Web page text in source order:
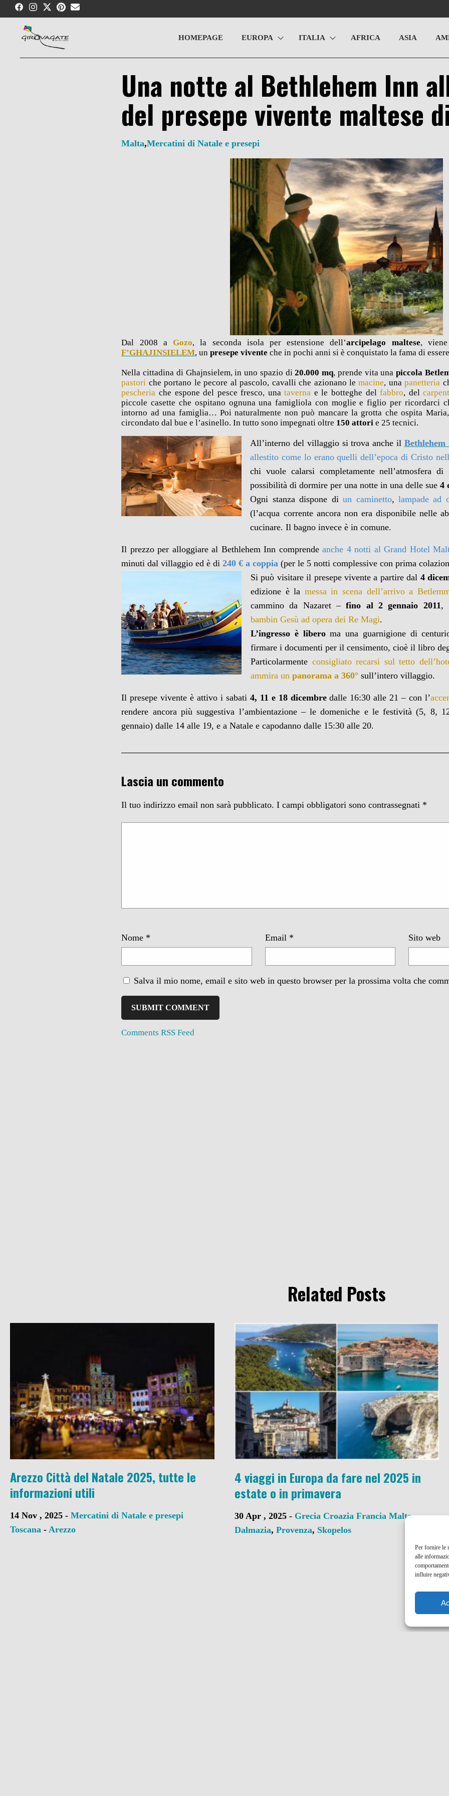
Per fornire le
alle
influire
Skip
content
HOMEPAGE EUROPA ITALIA AFRICA ASIA
Una notte al Bethlehem Inn
del presepe vivente maltese
Malta,Mercatini di Natale e presepi
Dal 2008 aGozo, la seconda isola per estensione dell’arcipelago maltese,
F’GHAJINSIELEM, unpresepe vivente che in pochi anni si è conquistato la fama di
Nella cittadina di Ghajnsielem, in uno spazio di20.000 mq, prende vita unapiccola
pastori che portano le pecore al pascolo, cavalli che azionano lemacine, unapanetteria
pescheria che espone del pesce fresco, unataverna e le botteghe delfabbro, del
piccole casette che ospitano ognuna una famigliola con moglie e figlio per ricordarci
intorno ad una famiglia… Poi naturalmente non può mancare la grotta che ospita
circondato dal bue e l’asinello. In tutto sono impegnati oltre 150 attori e 25 tecnici.
All’interno del villaggio si trova anche il Bethlehem
allestito come lo erano quelli dell’epoca di Cristo
chi vuole calarsi completamente nell’atmosfera
possibilità di dormire per una notte in una delle sue 4
Ogni stanza dispone diun caminetto,lampade ad
(l’acqua corrente ancora non era disponibile nelle
cucinare. Il bagno invece è in comune.
Il prezzo per alloggiare al Bethlehem Inn comprendeanche 4 notti al Grand Hotel
minuti dal villaggio ed è di240 € a coppia (per le 5 notti complessive con prima
Si può visitare il presepe vivente a partire dal 4
edizione è la messa in scena dell’arrivo a
cammino da Nazaret –fino al 2 gennaio 2011 ,
bambin Gesù ad opera dei Re Magi.
L’ingresso è liberoma una guarnigione di
firmare i documenti per il censimento, cioè il libro
Particolarmente consigliato recarsi sul tetto
ammira unpanorama a 360° sull’intero villaggio.
Il presepe vivente è attivo i sabati 4, 11 e 18 dicembredalle 16:30 alle 21 – con l’
rendere ancora più suggestiva l’ambientazione – le domeniche e le festività (5, 8,
gennaio) dalle 14 alle 19, e a Natale e capodanno dalle 15:30 alle 20.
Lascia un commento
Il tuo indirizzo email non sarà pubblicato. I campi obbligatori sono contrassegnati *
Nome * Email * Sito web
Salva il mio nome, email e sito web in questo browser per la prossima volta che
Comments RSS Feed
Related Posts
Arezzo Città del Natale 2025, tutte le
informazioni utili
14 Nov , 2025 -Mercatini di Natale e presepi
Toscana -Arezzo
4 viaggi in Europa da fare nel 2025 in
estate o in primavera
30 Apr , 2025 - Grecia Croazia Francia Malta-
Dalmazia,Provenza, Skopelos